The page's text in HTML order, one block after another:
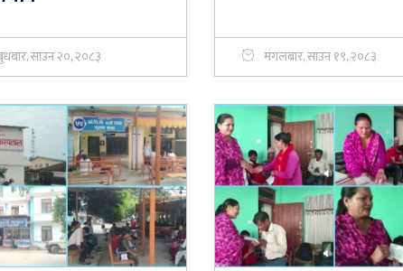
साउन २०, २०८३ मंगलबार, साउन १९, २०८३